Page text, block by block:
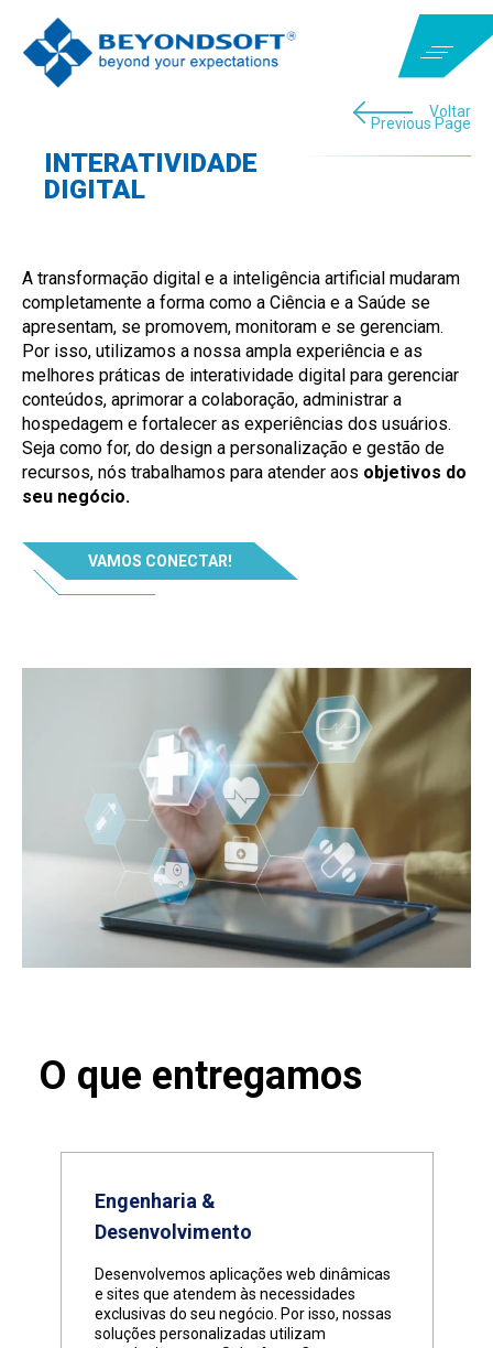
INTERATIVIDADE
DIGITAL
Voltar
Previous Page
A transformação digital e a inteligência artificial mudaram
completamente a forma como a Ciência e a Saúde se
apresentam, se promovem, monitoram e se gerenciam.
Por isso, utilizamos a nossa ampla experiência e as
melhores práticas de interatividade digital para gerenciar
conteúdos, aprimorar a colaboração, administrar a
hospedagem e fortalecer as experiências dos usuários.
Seja como for, do design a personalização e gestão de
recursos, nós trabalhamos para atender aos objetivos do
seu negócio.
VAMOS CONECTAR!
O que entregamos
Engenharia &
Desenvolvimento
Desenvolvemos aplicações web dinâmicas
e sites que atendem às necessidades
exclusivas do seu negócio. Por isso, nossas
soluções personalizadas utilizam